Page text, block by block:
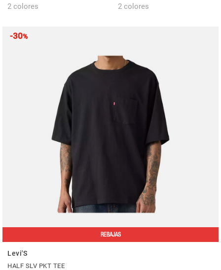
2 colores
2 colores
-30%
REBAJAS
Levi'S
HALF SLV PKT TEE